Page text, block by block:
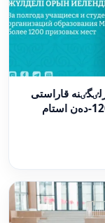
قاراستى
بٸلٸم بەرۋ ۇيىمدارىنىڭ بٸلٸم الۋشىلارى 1200-دەن استام